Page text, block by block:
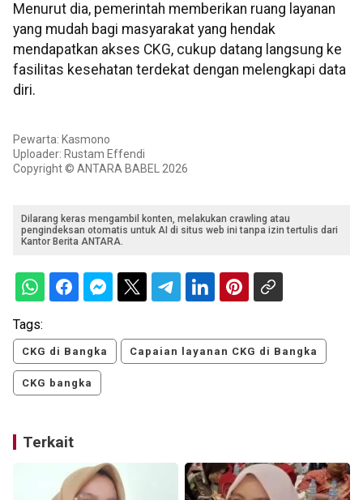
Menurut dia, pemerintah memberikan ruang layanan
yang mudah bagi masyarakat yang hendak
mendapatkan akses CKG, cukup datang langsung ke
fasilitas kesehatan terdekat dengan melengkapi data
diri.
Pewarta: Kasmono
Uploader: Rustam Effendi
Copyright © ANTARA BABEL 2026
Dilarang keras mengambil konten, melakukan crawling atau
pengindeksan otomatis untuk AI di situs web ini tanpa izin tertulis dari
Kantor Berita ANTARA.
Tags:
CKG di Bangka Capaian layanan CKG di Bangka
CKG bangka
Terkait